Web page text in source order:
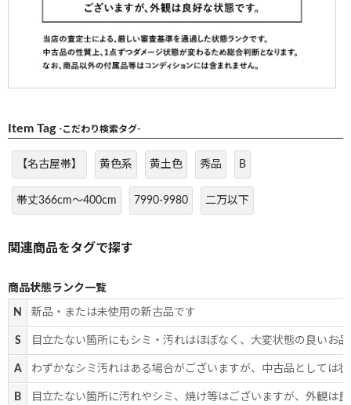
Item Tag -こだわり検索タグ-
【名古屋帯】 黄色系 黄土色 秀品 B
帯丈366cm～400cm 7990-9980 二万以下
商品状態ランク一覧
N 新品・または未使用の新古品です
S 目立たない箇所にもシミ・汚れはほぼなく、大変状態の良いお
A わずかなシミ汚れはある場合がございますが、中古品としては
B 目立たない箇所に汚れやシミ、焼け等はございますが、外観は